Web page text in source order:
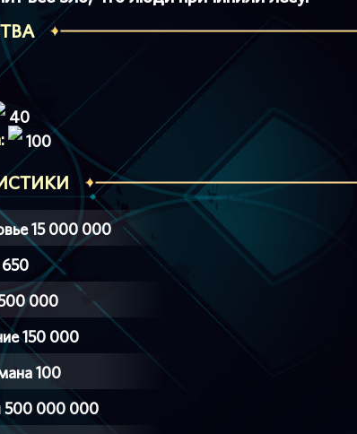
40
100
15 000 000
650
000
150 000
100
500 000 000